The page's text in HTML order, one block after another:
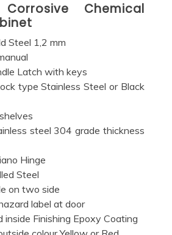
Corrosive Chemical
Steel 1,2 mm
Latch with keys
type Stainless Steel or Black
steel 304 grade thickness
Hinge
Steel
on two side
label at door
inside Finishing Epoxy Coating